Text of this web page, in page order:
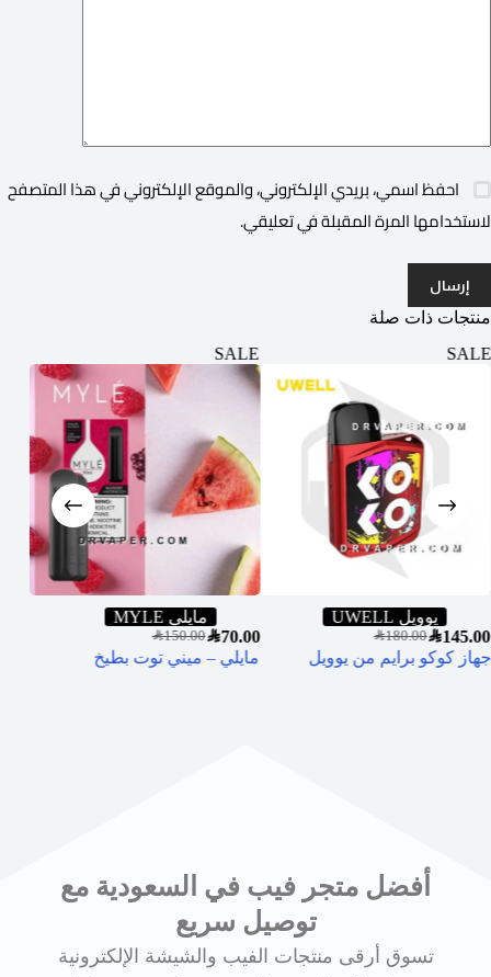
احفظ اسمي، بريدي الإلكتروني، والموقع الإلكتروني في هذا المتصفح
لاستخدامها المرة المقبلة في تعليقي.
إرسال
منتجات ذات صلة
SALE
يوويل UWELL
SAR180.00SAR145.00
جهاز كوكو برايم من يوويل
SALE
مايلي MYLE
SAR150.00SAR70.00
مايلي – ميني توت بطيخ
أفضل متجر فيب في السعودية مع
توصيل سريع
تسوق أرقى منتجات الفيب والشيشة الإلكترونية